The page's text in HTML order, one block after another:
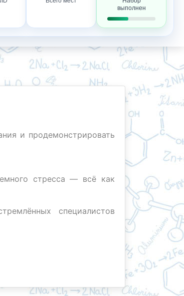
выполнен
и продемонстрировать
стресса — всё как
специалистов